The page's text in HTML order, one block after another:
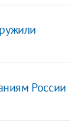
России